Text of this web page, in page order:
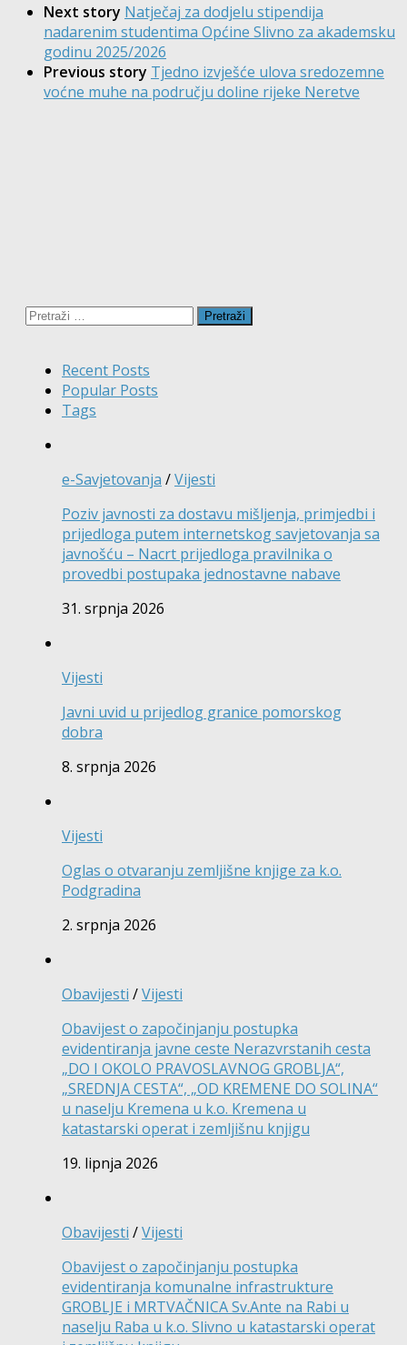
Next story Natječaj za dodjelu stipendija
nadarenim studentima Općine Slivno za akademsku
godinu 2025/2026
Previous story Tjedno izvješće ulova sredozemne
voćne muhe na području doline rijeke Neretve
Pretraži:
Recent Posts
Popular Posts
Tags
e-Savjetovanja /Vijesti
Poziv javnosti za dostavu mišljenja, primjedbi i
prijedloga putem internetskog savjetovanja sa
javnošću – Nacrt prijedloga pravilnika o
provedbi postupaka jednostavne nabave
31. srpnja 2026
Vijesti
Javni uvid u prijedlog granice pomorskog
dobra
8. srpnja 2026
Vijesti
Oglas o otvaranju zemljišne knjige za k.o.
Podgradina
2. srpnja 2026
Obavijesti /Vijesti
Obavijest o započinjanju postupka
evidentiranja javne ceste Nerazvrstanih cesta
„DO I OKOLO PRAVOSLAVNOG GROBLJA“,
„SREDNJA CESTA“, „OD KREMENE DO SOLINA“
u naselju Kremena u k.o. Kremena u
katastarski operat i zemljišnu knjigu
19. lipnja 2026
Obavijesti /Vijesti
Obavijest o započinjanju postupka
evidentiranja komunalne infrastrukture
GROBLJE i MRTVAČNICA Sv.Ante na Rabi u
naselju Raba u k.o. Slivno u katastarski operat